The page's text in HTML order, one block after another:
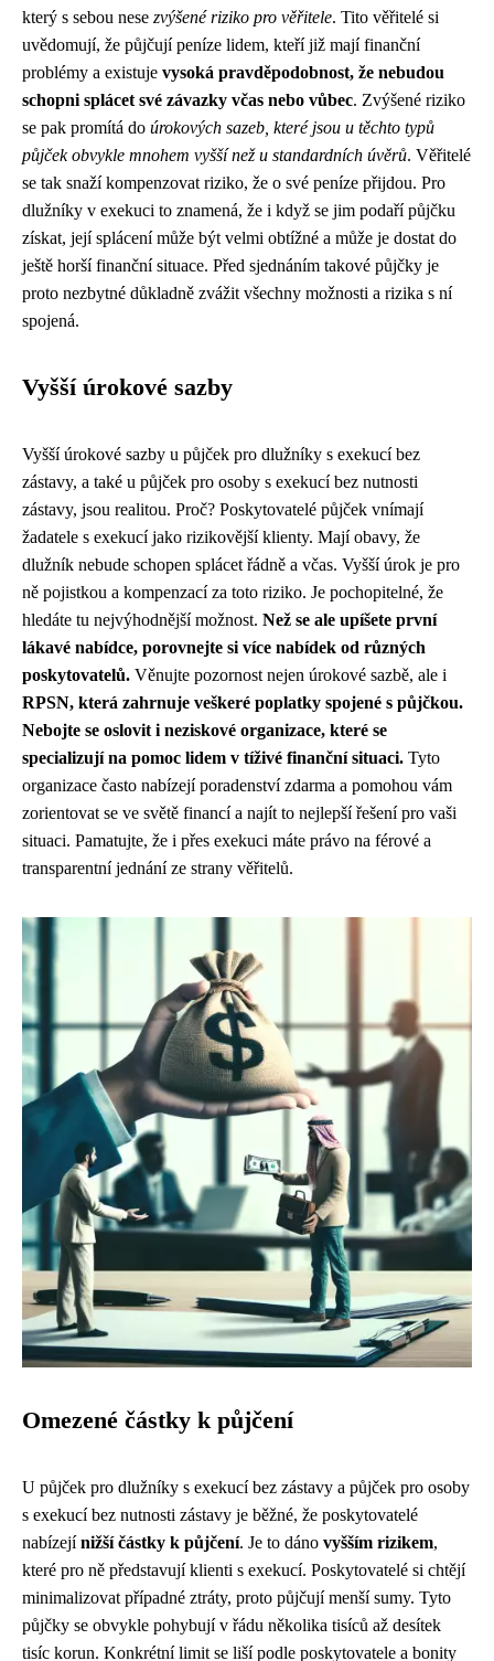
který s sebou nese zvýšené riziko pro věřitele. Tito věřitelé si
uvědomují, že půjčují peníze lidem, kteří již mají finanční
problémy a existuje vysoká pravděpodobnost, že nebudou
schopni splácet své závazky včas nebo vůbec. Zvýšené riziko
se pak promítá do úrokových sazeb, které jsou u těchto typů
půjček obvykle mnohem vyšší než u standardních úvěrů. Věřitelé
se tak snaží kompenzovat riziko, že o své peníze přijdou. Pro
dlužníky v exekuci to znamená, že i když se jim podaří půjčku
získat, její splácení může být velmi obtížné a může je dostat do
ještě horší finanční situace. Před sjednáním takové půjčky je
proto nezbytné důkladně zvážit všechny možnosti a rizika s ní
spojená.
Vyšší úrokové sazby
Vyšší úrokové sazby u půjček pro dlužníky s exekucí bez
zástavy, a také u půjček pro osoby s exekucí bez nutnosti
zástavy, jsou realitou. Proč? Poskytovatelé půjček vnímají
žadatele s exekucí jako rizikovější klienty. Mají obavy, že
dlužník nebude schopen splácet řádně a včas. Vyšší úrok je pro
ně pojistkou a kompenzací za toto riziko. Je pochopitelné, že
hledáte tu nejvýhodnější možnost. Než se ale upíšete první
lákavé nabídce, porovnejte si více nabídek od různých
poskytovatelů. Věnujte pozornost nejen úrokové sazbě, ale i
RPSN, která zahrnuje veškeré poplatky spojené s půjčkou.
Nebojte se oslovit i neziskové organizace, které se
specializují na pomoc lidem v tíživé finanční situaci. Tyto
organizace často nabízejí poradenství zdarma a pomohou vám
zorientovat se ve světě financí a najít to nejlepší řešení pro vaši
situaci. Pamatujte, že i přes exekuci máte právo na férové a
transparentní jednání ze strany věřitelů.
Omezené částky k půjčení
U půjček pro dlužníky s exekucí bez zástavy a půjček pro osoby
s exekucí bez nutnosti zástavy je běžné, že poskytovatelé
nabízejínižší částky k půjčení. Je to dáno vyšším rizikem,
které pro ně představují klienti s exekucí. Poskytovatelé si chtějí
minimalizovat případné ztráty, proto půjčují menší sumy. Tyto
půjčky se obvykle pohybují v řádu několika tisíců až desítek
tisíc korun. Konkrétní limit se liší podle poskytovatele a bonity